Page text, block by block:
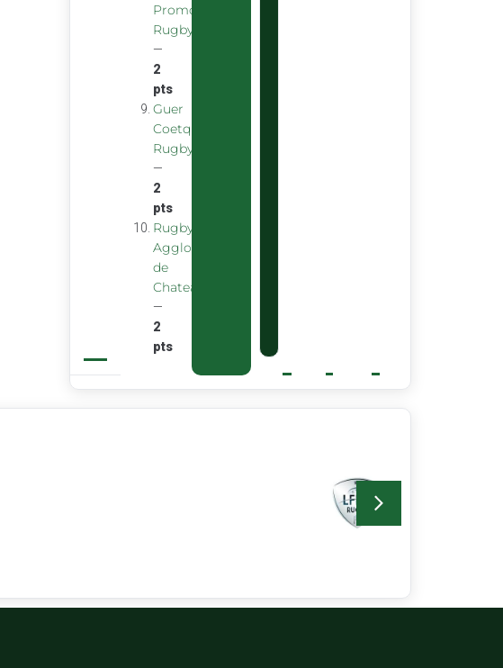
Promotion
Rugby
—
2
pts
Guer
Coetquidan
Rugby
—
2
pts
Rugby
Agglomeration
de
Chateaubourg
—
2
pts